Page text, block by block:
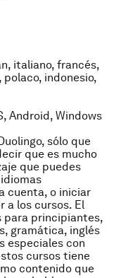
italiano, francés,
indonesio,
Android, Windows
sólo que
que es mucho
que puedes
cuenta, o iniciar
a los cursos. El
para principiantes,
gramática, inglés
especiales con
cursos tiene
contenido que